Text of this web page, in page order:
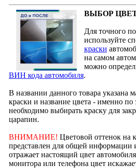
ВЫБОР
Для точного
используйте
краски
на самом
можно
ВИН кода автомобиля.
В названии данного товара указана
краски и название цвета - именно по
необходимо выбирать краску для
царапин.
ВНИМАНИЕ! Цветовой оттенок на
представлен для общей информации
отражает настоящий цвет
монитора или телефона цвет